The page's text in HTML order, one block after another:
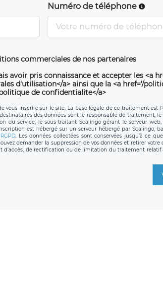
Numéro de téléphone
commerciales de nos partenaires
avoir pris connaissance et accepter les <a
d'utilisation</a> ainsi que la <a href='/
de confidentialite</a>
vous inscrire sur le site. La base légale de ce traitement est
des données sont le responsable de traitement,
du service, le sous-traitant Scalingo gérant le serveur
est hébergé sur un serveur hébergé par Scalingo,
. Les données collectées sont conservées jusqu’à ce
demander la suppression de vos données et retirer votre
d’accès, de rectification ou de limitation du traitement relatif
de vos données. Vous pouvez exercer ces droits auprès
au siège social de LÉGAVOX et est joignable à
Vous avez également le droit d’introduire